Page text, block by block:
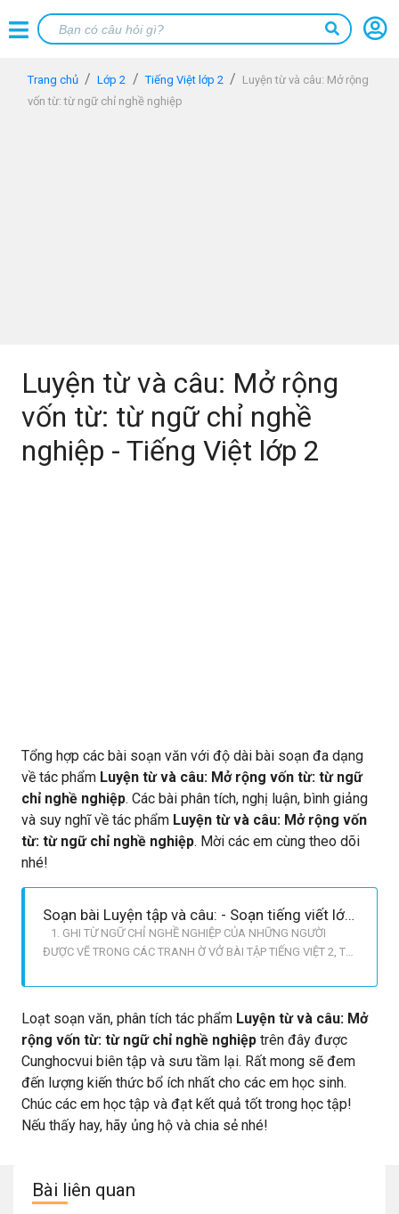
Trang chủ Lớp 2 Tiếng Việt lớp 2
Luyện từ và câu: Mở rộng
vốn từ: từ ngữ chỉ nghề nghiệp
Luyện từ và câu: Mở rộng
vốn từ: từ ngữ chỉ nghề
nghiệp - Tiếng Việt lớp 2
Tổng hợp các bài soạn văn với độ dài bài soạn đa dạng
về tác phẩm Luyện từ và câu: Mở rộng vốn từ: từ ngữ
chỉ nghề nghiệp. Các bài phân tích, nghị luận, bình giảng
và suy nghĩ về tác phẩm Luyện từ và câu: Mở rộng vốn
từ: từ ngữ chỉ nghề nghiệp. Mời các em cùng theo dõi
nhé!
Soạn bài Luyện tập và câu: - Soạn tiếng viết lớp 2
1. GHI TỪ NGỮ CHỈ NGHỀ NGHIỆP CỦA NHỮNG NGƯỜI
ĐƯỢC VẼ TRONG CÁC TRANH Ờ VỞ BÀI TẬP TIẾNG VIỆT 2, TẬP
những dấu hiệu về nghề nghiệp được thể hiện trên trang phục
hoặc những cảnh vật xung quanh để xác định nghề nghiệp
của họ. Ghi vào vở
Loạt soạn văn, phân tích tác phẩm Luyện từ và câu: Mở
rộng vốn từ: từ ngữ chỉ nghề nghiệp trên đây được
Cunghocvui biên tập và sưu tầm lại. Rất mong sẽ đem
đến lượng kiến thức bổ ích nhất cho các em học sinh.
Chúc các em học tập và đạt kết quả tốt trong học tập!
Nếu thấy hay, hãy ủng hộ và chia sẻ nhé!
Bài liên quan